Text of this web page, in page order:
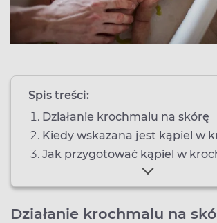
Spis treści:
Działanie krochmalu na skórę
Kiedy wskazana jest kąpiel w
Jak przygotować kąpiel w
Działanie krochmalu na